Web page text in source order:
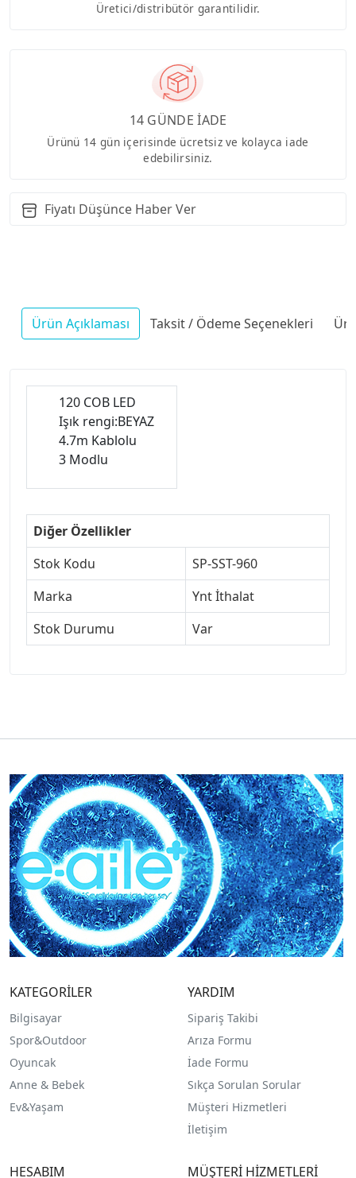
Üretici/distribütör garantilidir.
14 GÜNDE İADE
Ürünü 14 gün içerisinde ücretsiz ve kolayca iade
edebilirsiniz.
Fiyatı Düşünce Haber Ver
Ürün Açıklaması Taksit / Ödeme Seçenekleri
120 COB LED
Işık rengi:BEYAZ
4.7m Kablolu
3 Modlu
Diğer Özellikler
Stok Kodu
SP-SST-960
Marka
Ynt İthalat
Stok Durumu
Var
KATEGORİLER
Bilgisayar
Spor&Outdoor
Oyuncak
Anne & Bebek
Ev&Yaşam
YARDIM
Sipariş Takibi
Arıza Formu
İade Formu
Sıkça Sorulan Sorular
Müşteri Hizmetleri
İletişim
HESABIM MÜŞTERİ HİZMETLERİ